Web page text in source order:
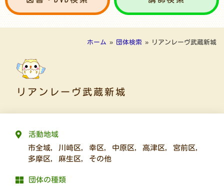
ホーム » 団体検索 » リアンレーヴ武蔵新城
リアンレーヴ武蔵新城
活動地域
市全域, 川崎区,幸区, 中原区,高津区, 宮前区,
多摩区, 麻生区, その他
団体の種類